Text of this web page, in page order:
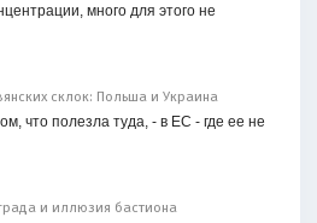
много для этого не
склок: Польша и Украина
полезла туда, - в ЕС - где ее не
и иллюзия бастиона